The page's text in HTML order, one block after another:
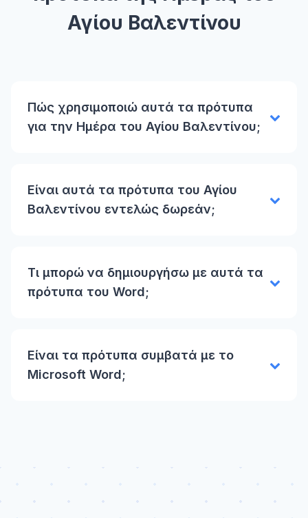
Αγίου Βαλεντίνου
Πώς χρησιμοποιώ αυτά τα πρότυπα
για την Ημέρα του Αγίου Βαλεντίνου;
Είναι αυτά τα πρότυπα του Αγίου
Βαλεντίνου εντελώς δωρεάν;
Τι μπορώ να δημιουργήσω με αυτά τα
πρότυπα του Word;
Είναι τα πρότυπα συμβατά με το
Microsoft Word;